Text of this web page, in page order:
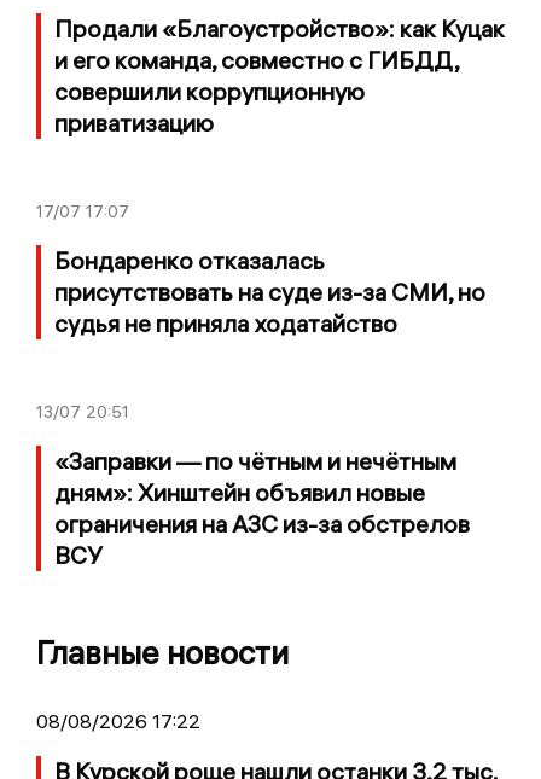
Продали «Благоустройство»: как Куцак
и его команда, совместно с ГИБДД,
совершили коррупционную
приватизацию
17/07 17:07
Бондаренко отказалась
присутствовать на суде из-за СМИ, но
судья не приняла ходатайство
13/07 20:51
«Заправки — по чётным и нечётным
дням»: Хинштейн объявил новые
ограничения на АЗС из-за обстрелов
ВСУ
Главные новости
08/08/2026 17:22
В Курской роще нашли останки 3,2 тыс.